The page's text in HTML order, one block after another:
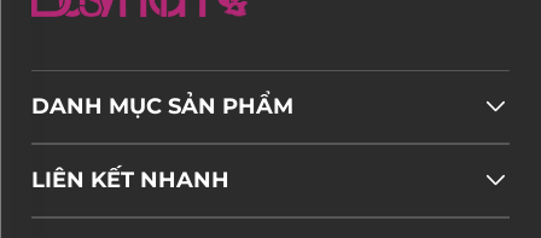
DANH MỤC SẢN PHẨM
LIÊN KẾT NHANH